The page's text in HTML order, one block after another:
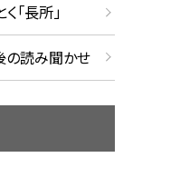
「長所」
読み聞かせ